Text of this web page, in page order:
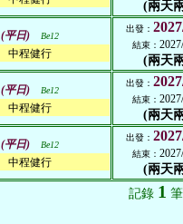
(兩天
(平日) Be12
中程健行
出發：
結束：
(兩天
(平日) Be12
中程健行
出發：
結束：
(兩天
(平日) Be12
中程健行
出發：
結束：
(兩天
記錄 1